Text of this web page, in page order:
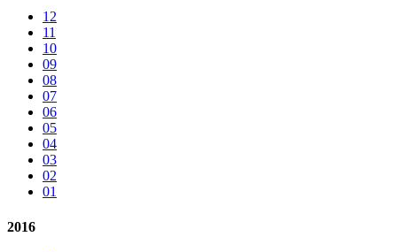
12
11
10
09
08
07
06
05
04
03
02
01
2016